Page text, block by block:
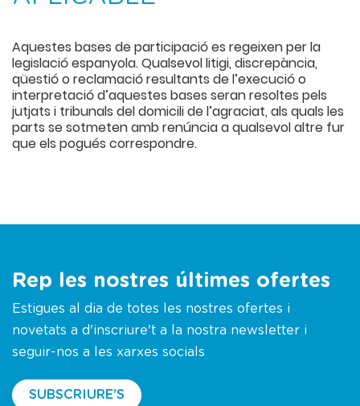
Aquestes bases de participació es regeixen per la
legislació espanyola. Qualsevol litigi, discrepància,
qüestió o reclamació resultants de l’execució o
interpretació d’aquestes bases seran resoltes pels
jutjats i tribunals del domicili de l’agraciat, als quals les
parts se sotmeten amb renúncia a qualsevol altre fur
que els pogués correspondre.
Rep les nostres últimes ofertes
Estigues al dia de totes les nostres ofertes i
novetats a d'inscriure't a la nostra newsletter i
seguir-nos a les xarxes socials
SUBSCRIURE'S